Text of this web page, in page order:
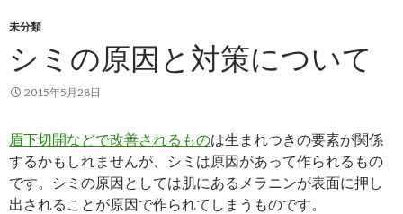
キ
ッ
プ
未分類
シミの原因と対策について
2015年5月28日
眉下切開などで改善されるものは生まれつきの要素が関係
するかもしれませんが、シミは原因があって作られるもの
です。シミの原因としては肌にあるメラニンが表面に押し
出されることが原因で作られてしまうものです。